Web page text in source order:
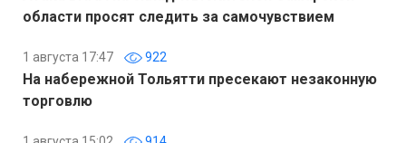
области просят следить за самочувствием
1 августа 17:47 922
На набережной Тольятти пресекают незаконную
торговлю